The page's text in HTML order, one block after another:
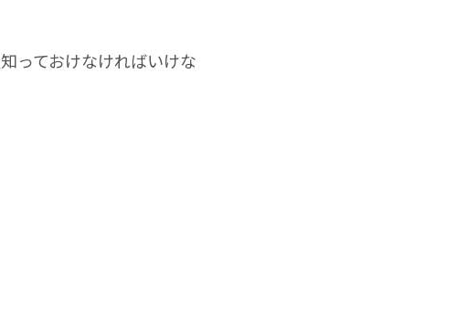
っておけなければいけな